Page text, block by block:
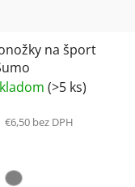
(>5 ks)
€6,50 bez DPH